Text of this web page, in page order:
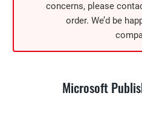
concerns, please
order. We’d be
Microsoft